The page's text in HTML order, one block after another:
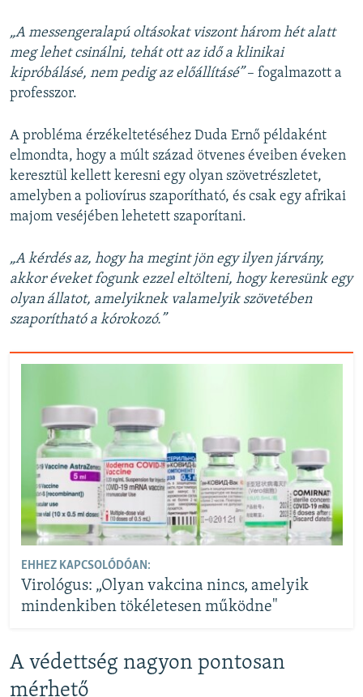
„A messengeralapú oltásokat viszont három hét alatt
meg lehet csinálni, tehát ott az idő a klinikai
kipróbálásé, nem pedig az előállításé”– fogalmazott a
professzor.
A probléma érzékeltetéséhez Duda Ernő példaként
elmondta, hogy a múlt század ötvenes éveiben éveken
keresztül kellett keresni egy olyan szövetrészletet,
amelyben a poliovírus szaporítható, és csak egy afrikai
majom veséjében lehetett szaporítani.
„A kérdés az, hogy ha megint jön egy ilyen járvány,
akkor éveket fogunk ezzel eltölteni, hogy keresünk egy
olyan állatot, amelyiknek valamelyik szövetében
szaporítható a kórokozó.”
EHHEZ KAPCSOLÓDÓAN:
Virológus: „Olyan vakcina nincs, amelyik
mindenkiben tökéletesen működne"
A védettség nagyon pontosan
mérhető